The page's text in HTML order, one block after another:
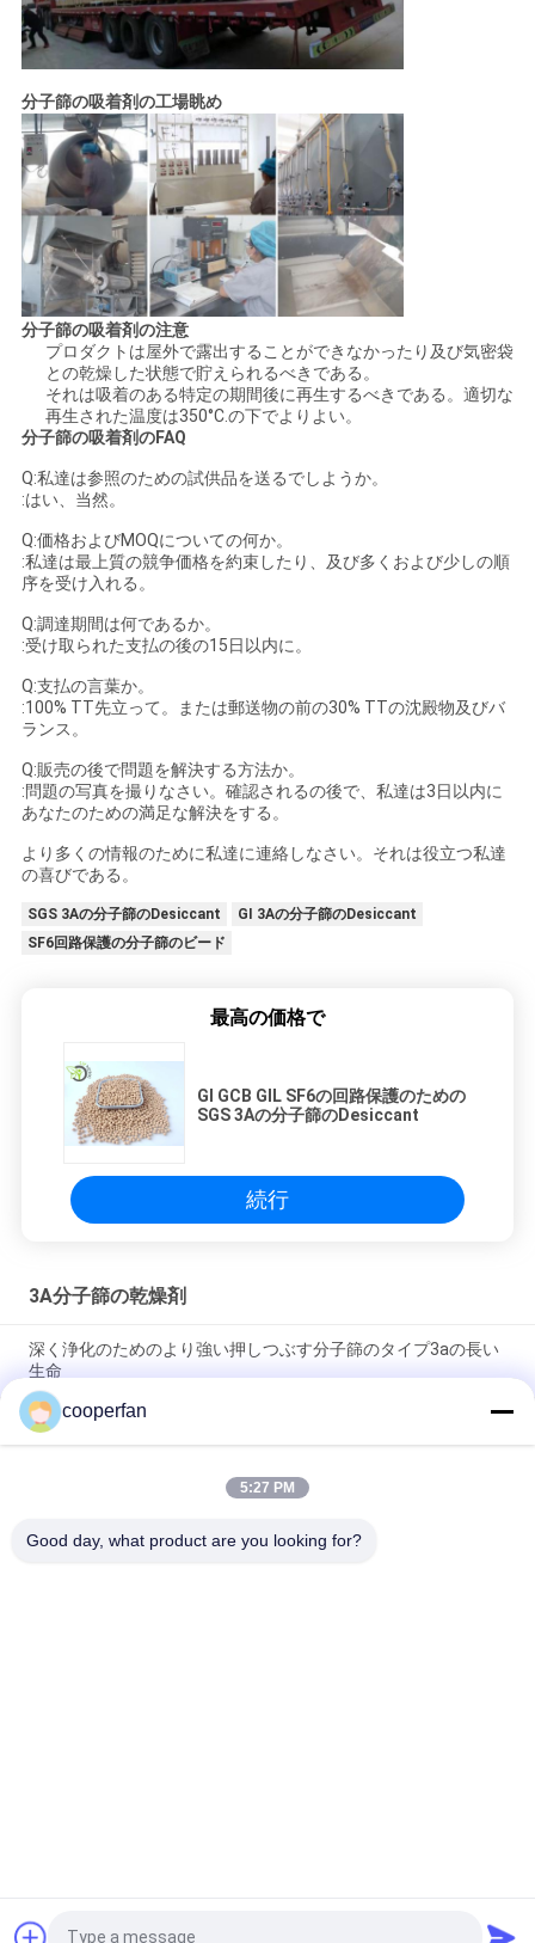
分子篩の吸着剤の工場眺め
分子篩の吸着剤の注意
プロダクトは屋外で露出することができなかったり及び気密袋
との乾燥した状態で貯えられるべきである。
それは吸着のある特定の期間後に再生するべきである。適切な
再生された温度は350°C.の下でよりよい。
分子篩の吸着剤のFAQ
Q:私達は参照のための試供品を送るでしようか。
:はい、当然。
Q:価格およびMOQについての何か。
:私達は最上質の競争価格を約束したり、及び多くおよび少しの順
序を受け入れる。
Q:調達期間は何であるか。
:受け取られた支払の後の15日以内に。
Q:支払の言葉か。
:100% TT先立って。または郵送物の前の30% TTの沈殿物及びバ
ランス。
Q:販売の後で問題を解決する方法か。
:問題の写真を撮りなさい。確認されるの後で、私達は3日以内に
あなたのための満足な解決をする。
より多くの情報のために私達に連絡しなさい。それは役立つ私達
の喜びである。
SGS 3Aの分子篩のDesiccant
GI 3Aの分子篩のDesiccant
SF6回路保護の分子篩のビード
最高の価格で
GI GCB GIL SF6の回路保護のための
SGS 3Aの分子篩のDesiccant
続行
3A分子篩の乾燥剤
深く浄化のためのより強い押しつぶす分子篩のタイプ3aの長い
生命
25KG/Bag 3Aの分子篩の乾燥性があるAluminasilicateのゼオラ
イト
分子篩のタイプ3Aのアルミナのケイ酸塩の圧縮強さを乾燥する
cooperfan
5:27 PM
Good day, what product are you looking for?